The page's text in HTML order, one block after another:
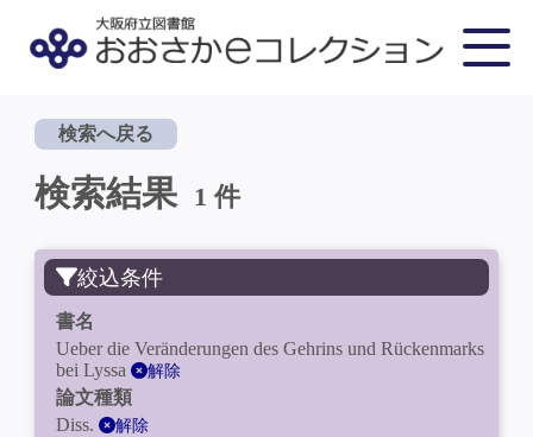
検索へ戻る
検索結果 1 件
絞込条件
書名
Ueber die Veränderungen des Gehrins und Rückenmarks
bei Lyssa
解除
論文種類
Diss.
解除